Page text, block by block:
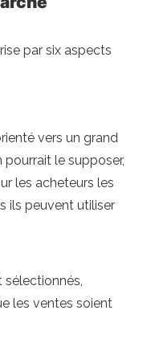
par six aspects
vers un grand
le supposer,
les acheteurs les
ils peuvent utiliser
les ventes soient